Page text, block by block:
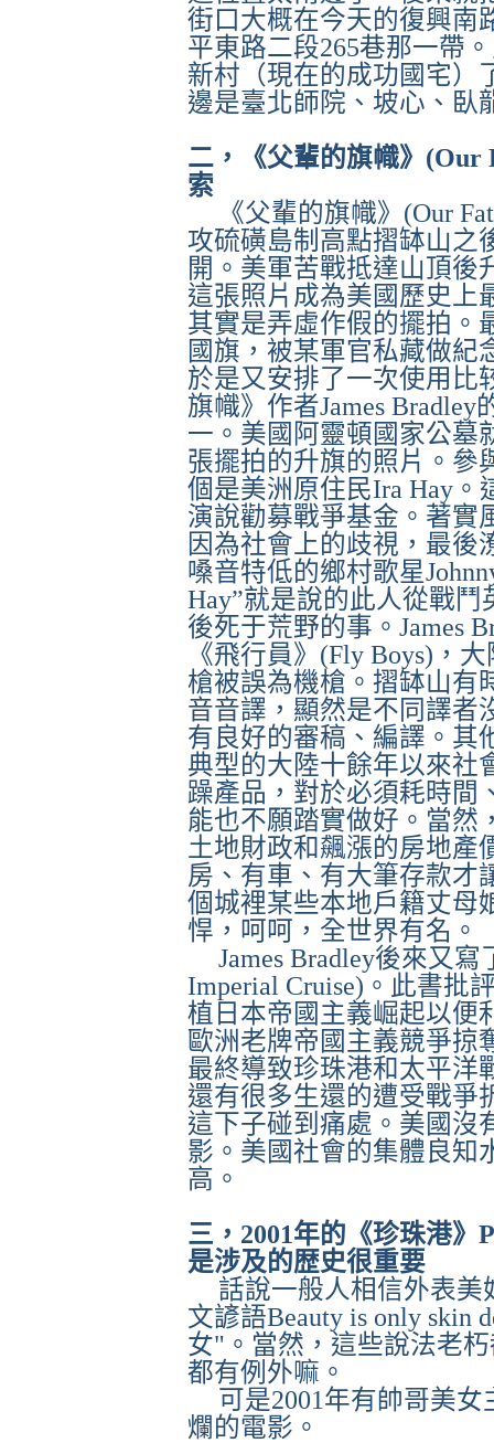
街口大概在今天的復興南
平東路二段265巷那一帶
新村（現在的成功國宅）
邊是臺北師院、坡心、臥
二，《父輩的旗幟》 (Our
索
《父輩的旗幟》 (Our
攻硫磺島制高點摺缽山之
開。美軍苦戰抵達山頂後
這張照片成為美國歷史上
其實是弄虛作假的擺拍。
國旗，被某軍官私藏做紀
於是又安排了一次使用比
旗幟》作者James Bradley
一。美國阿靈頓國家公墓
張擺拍的升旗的照片。參
個是美洲原住民Ira Hay 。
演說勸募戰爭基金。著實
因為社會上的歧視，最後
嗓音特低的鄉村歌星
Hay”就是說的此人從戰鬥
後死于荒野的事。 James
《飛行員》 (Fly Boys) ，
槍被誤為機槍。摺缽山有
音音譯，顯然是不同譯者
有良好的審稿、編譯。其
典型的大陸十餘年以來社
躁產品，對於必須耗時間
能也不願踏實做好。當然
土地財政和飆漲的房地產
房、有車、有大筆存款才
個城裡某些本地戶籍丈母
悍，呵呵，全世界有名。
James Bradley後來又寫
Imperial Cruise) 。此書批
植日本帝國主義崛起以便
歐洲老牌帝國主義競爭掠
最終導致珍珠港和太平洋
還有很多生還的遭受戰爭
這下子碰到痛處。美國沒
影。美國社會的集體良知
高。
三， 2001年的《珍珠港》
是涉及的歴史很重要
話說一般人相信外表
文諺語Beauty is only skin
女"。當然，這些說法老
都有例外嘛。
可是2001年有帥哥美女
爛的電影。